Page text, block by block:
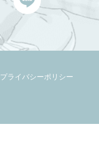
プライバシーポリシー